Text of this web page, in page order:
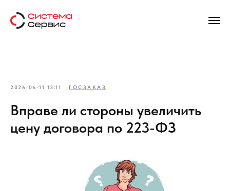
2026-06-11 13:11 ГОСЗАКАЗ
Вправе ли стороны увеличить
цену договора по 223-ФЗ